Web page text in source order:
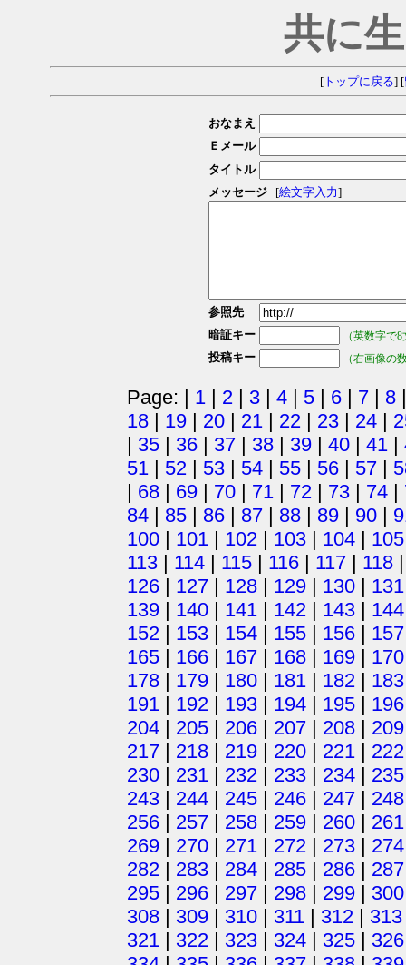
共に
[トップに戻る] [
おなまえ
Ｅメール
タイトル
メッセージ
[絵文字入力]
参照先
暗証キー
（英数字で
投稿キー （右画像の
Page: | 1 | 2 | 3 | 4 | 5 | 6 | 7 | 8
18 | 19 | 20 | 21 | 22 | 23 | 24 |
| 35 | 36 | 37 | 38 | 39 | 40 | 41 |
51 | 52 | 53 | 54 | 55 | 56 | 57 |
| 68 | 69 | 70 | 71 | 72 | 73 | 74 |
84 | 85 | 86 | 87 | 88 | 89 | 90 |
100 | 101 | 102 | 103 | 104 | 105
113 | 114 | 115 | 116 | 117 | 118
126 | 127 | 128 | 129 | 130 | 131
139 | 140 | 141 | 142 | 143 | 144
152 | 153 | 154 | 155 | 156 | 157
165 | 166 | 167 | 168 | 169 | 170
178 | 179 | 180 | 181 | 182 | 183
191 | 192 | 193 | 194 | 195 | 196
204 | 205 | 206 | 207 | 208 | 209
217 | 218 | 219 | 220 | 221 | 222
230 | 231 | 232 | 233 | 234 | 235
243 | 244 | 245 | 246 | 247 | 248
256 | 257 | 258 | 259 | 260 | 261
269 | 270 | 271 | 272 | 273 | 274
282 | 283 | 284 | 285 | 286 | 287
295 | 296 | 297 | 298 | 299 | 300
308 | 309 | 310 | 311 | 312 | 313
321 | 322 | 323 | 324 | 325 | 326